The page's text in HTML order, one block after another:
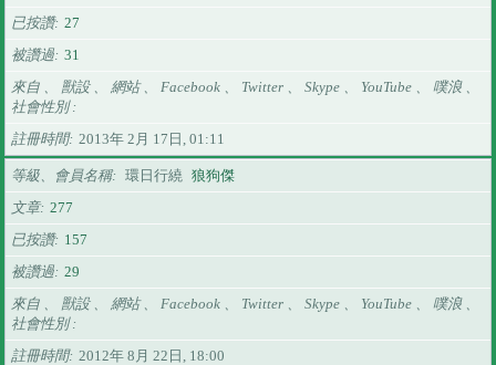
已按讚 27
被讚過 31
來自 、 獸設 、 網站 、 Facebook 、 Twitter 、 Skype 、 YouTube 、 噗浪 、
社會性別
註冊時間
2013年 2月 17日, 01:11
等級、會員名稱 環日行繞 狼狗傑
文章 277
已按讚
157
被讚過 29
來自 、 獸設 、 網站 、 Facebook 、 Twitter 、 Skype 、 YouTube 、 噗浪 、
社會性別
註冊時間
2012年 8月 22日, 18:00